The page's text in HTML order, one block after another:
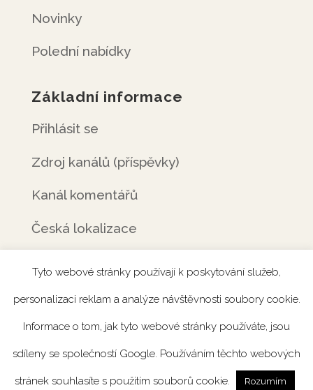
Novinky
Polední nabídky
Základní informace
Přihlásit se
Zdroj kanálů (příspěvky)
Kanál komentářů
Česká lokalizace
Úvod Rezervace Menu Fotogalerie
Catering
Tyto webové stránky používají k poskytování služeb,
personalizaci reklam a analýze návštěvnosti soubory cookie.
Informace o tom, jak tyto webové stránky používáte, jsou
sdíleny se společností Google. Používáním těchto webových
stránek souhlasíte s použitím souborů cookie. Rozumím